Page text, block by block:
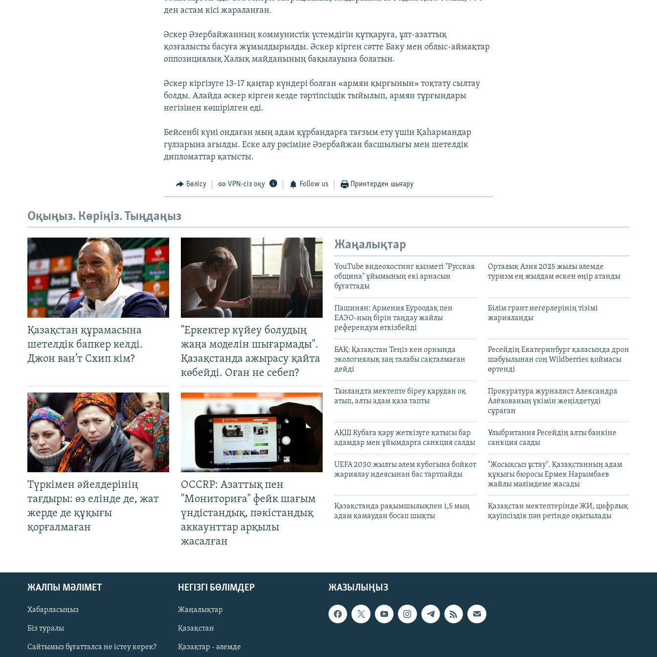
Русский
ден астам кісі жараланған.
Әскер Әзербайжанның коммунистік үстемдігін құтқаруға, ұлт-азаттық
қозғалысты басуға жұмылдырылды. Әскер кірген сәтте Баку мен облыс-аймақтар
оппозициялық Халық майданының бақылауына болатын.
Әскер кіргізуге 13-17 қаңтар күндері болған «армян қырғынын» тоқтату сылтау
болды. Алайда әскер кірген кезде тәртіпсіздік тыйылып, армян тұрғындары
негізінен көшірілген еді.
Бейсенбі күні ондаған мың адам құрбандарға тағзым ету үшін Қаһармандар
гүлзарына ағылды. Еске алу рәсіміне Әзербайжан басшылығы мен шетелдік
дипломаттар қатысты.
Бөлісу VPN-сіз оқу Follow us Принтерден шығару
Оқыңыз. Көріңіз. Тыңдаңыз
Қазақстан құрамасына
шетелдік бапкер келді.
Джон ван’т Схип кім?
"Еркектер күйеу болудың
жаңа моделін шығармады".
Қазақстанда ажырасу қайта
көбейді. Оған не себеп?
Түркімен әйелдерінің
тағдыры: өз елінде де, жат
жерде де құқығы
қорғалмаған
OCCRP: Азаттық пен
"Мониториға" фейк шағым
үндістандық, пәкістандық
аккаунттар арқылы
жасалған
Жаңалықтар
YouTube видеохостинг қызметі "Русская
община" ұйымының екі арнасын
бұғаттады
Орталық Азия 2025 жылы әлемде
туризм ең жылдам өскен өңір атанды
Пашинян: Армения Еуроодақ пен
ЕАЭО-ның бірін таңдау жайлы
референдум өткізбейді
Білім грант иегерлерінің тізімі
жарияланды
БАҚ: Қазақстан Теңіз кен орнында
экологиялық заң талабы сақталмаған
дейді
Ресейдің Екатеринбург қаласында дрон
шабуылынан соң Wildberries қоймасы
өртенді
Таиландта мектепте біреу қарудан оқ
атып, алты адам қаза тапты
Прокуратура журналист Александра
Алёхованың үкімін жеңілдетуді
сұраған
АҚШ Кубаға қару жеткізуге қатысы бар
адамдар мен ұйымдарға санкция салды
Ұлыбритания Ресейдің алты банкіне
санкция салды
UEFA 2030 жылғы әлем кубогына бойкот
жариялау идеясынан бас тартпайды
"Жосықсыз ұстау". Қазақстанның адам
құқығы бюросы Ермек Нарымбаев
жайлы мәлімдеме жасады
Қазақстанда рақымшылықпен 1,5 мың
адам қамаудан босап шықты
Қазақстан мектептерінде ЖИ, цифрлық
қауіпсіздік пән ретінде оқытылады
ЖАЗЫЛЫҢЫЗ
ЖАЛПЫ МӘЛІМЕТ
Хабарласыңыз
Біз туралы
Сайтымыз бұғатталса не істеу керек?
НЕГІЗГІ БӨЛІМДЕР
Жаңалықтар
Қазақстан
Қазақтар - әлемде